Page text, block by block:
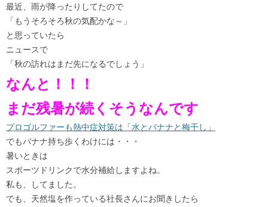
最近、雨が降ったりしてたので
「もうそろそろ秋の気配かな～」
と思っていたら
ニュースで
「秋の訪れはまだ先になるでしょう」
なんと！！！
まだ残暑が続くそうなんです
プロゴルファーも熱中症対策は「水とバナナと梅干し」
でもバナナ持ち歩くわけには・・・
暑いときは
スポーツドリンクで水分補給しますよね。
私も、してました。
でも、天然塩を作っている社長さんにお聞きしたら